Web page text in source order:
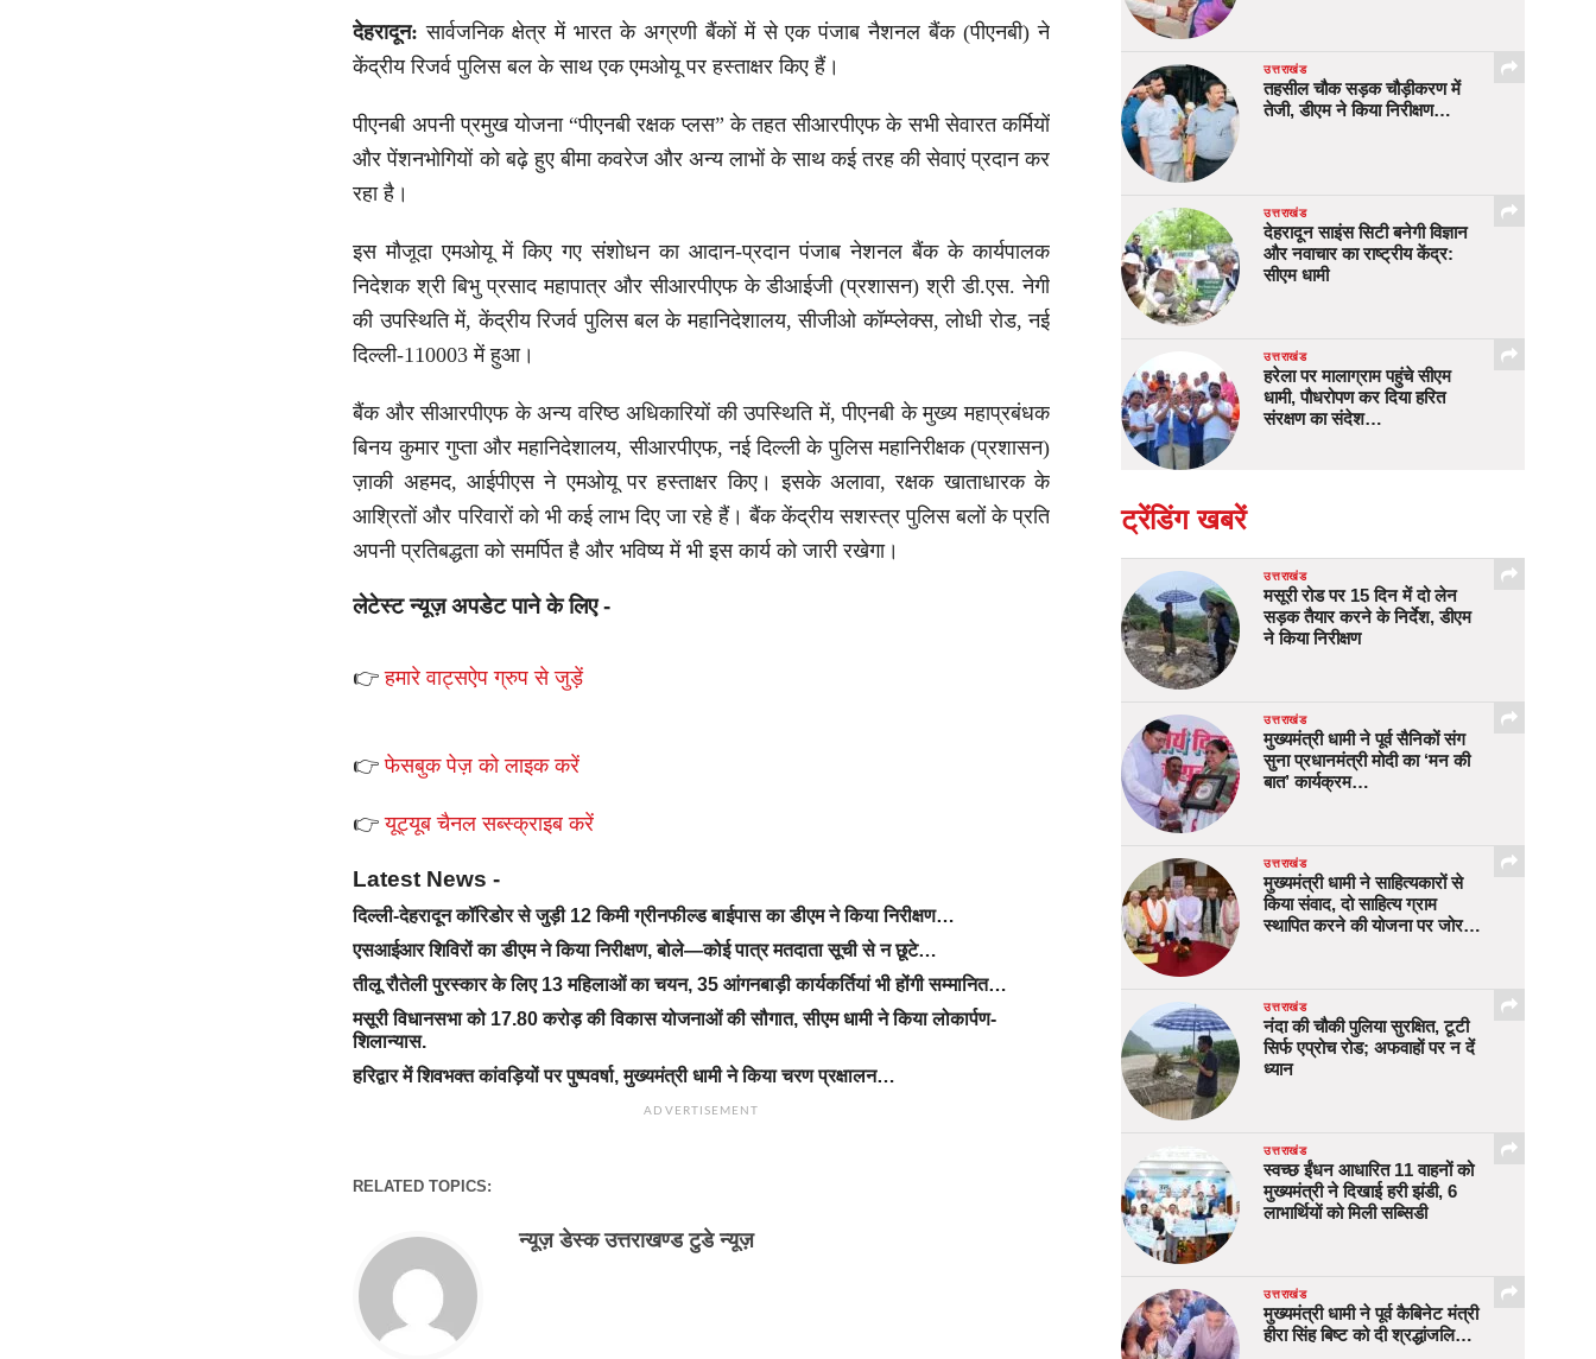
देहरादून:सार्वजनिक क्षेत्र में भारत के अग्रणी बैंकों में से एक पंजाब नैशनल बैंक (पीएनबी) ने
केंद्रीय रिजर्व पुलिस बल के साथ एक एमओयू पर हस्ताक्षर किए हैं।
पीएनबी अपनी प्रमुख योजना “पीएनबी रक्षक प्लस” के तहत सीआरपीएफ के सभी सेवारत कर्मियों
और पेंशनभोगियों को बढ़े हुए बीमा कवरेज और अन्य लाभों के साथ कई तरह की सेवाएं प्रदान कर
रहा है।
इस मौजूदा एमओयू में किए गए संशोधन का आदान-प्रदान पंजाब नेशनल बैंक के कार्यपालक
निदेशक श्री बिभु प्रसाद महापात्र और सीआरपीएफ के डीआईजी (प्रशासन) श्री डी.एस. नेगी
की उपस्थिति में, केंद्रीय रिजर्व पुलिस बल के महानिदेशालय, सीजीओ कॉम्प्लेक्स, लोधी रोड, नई
दिल्ली-110003 में हुआ।
बैंक और सीआरपीएफ के अन्य वरिष्ठ अधिकारियों की उपस्थिति में, पीएनबी के मुख्य महाप्रबंधक
बिनय कुमार गुप्ता और महानिदेशालय, सीआरपीएफ, नई दिल्ली के पुलिस महानिरीक्षक (प्रशासन)
ज़ाकी अहमद, आईपीएस ने एमओयू पर हस्ताक्षर किए। इसके अलावा, रक्षक खाताधारक के
आश्रितों और परिवारों को भी कई लाभ दिए जा रहे हैं। बैंक केंद्रीय सशस्त्र पुलिस बलों के प्रति
अपनी प्रतिबद्धता को समर्पित है और भविष्य में भी इस कार्य को जारी रखेगा।
लेटेस्ट न्यूज़ अपडेट पाने के लिए -
👉हमारे वाट्सऐप ग्रुप से जुड़ें
👉फेसबुक पेज़ को लाइक करें
👉यूट्यूब चैनल सब्स्क्राइब करें
Latest News -
दिल्ली-देहरादून कॉरिडोर से जुड़ी 12 किमी ग्रीनफील्ड बाईपास का डीएम ने किया निरीक्षण…
एसआईआर शिविरों का डीएम ने किया निरीक्षण, बोले—कोई पात्र मतदाता सूची से न छूटे…
तीलू रौतेली पुरस्कार के लिए 13 महिलाओं का चयन, 35 आंगनबाड़ी कार्यकर्तियां भी होंगी सम्मानित…
मसूरी विधानसभा को 17.80 करोड़ की विकास योजनाओं की सौगात, सीएम धामी ने किया लोकार्पण-
शिलान्यास.
हरिद्वार में शिवभक्त कांवड़ियों पर पुष्पवर्षा, मुख्यमंत्री धामी ने किया चरण प्रक्षालन…
ADVERTISEMENT
RELATED TOPICS:
न्यूज़ डेस्क उत्तराखण्ड टुडे न्यूज़
उत्तराखंड
तहसील चौक सड़क चौड़ीकरण में
तेजी, डीएम ने किया निरीक्षण…
उत्तराखंड
देहरादून साइंस सिटी बनेगी विज्ञान
और नवाचार का राष्ट्रीय केंद्र:
सीएम धामी
उत्तराखंड
हरेला पर मालाग्राम पहुंचे सीएम
धामी, पौधरोपण कर दिया हरित
संरक्षण का संदेश…
ट्रेंडिंग खबरें
उत्तराखंड
मसूरी रोड पर 15 दिन में दो लेन
सड़क तैयार करने के निर्देश, डीएम
ने किया निरीक्षण
उत्तराखंड
मुख्यमंत्री धामी ने पूर्व सैनिकों संग
सुना प्रधानमंत्री मोदी का ‘मन की
बात’ कार्यक्रम…
उत्तराखंड
मुख्यमंत्री धामी ने साहित्यकारों से
किया संवाद, दो साहित्य ग्राम
स्थापित करने की योजना पर जोर…
उत्तराखंड
नंदा की चौकी पुलिया सुरक्षित, टूटी
सिर्फ एप्रोच रोड; अफवाहों पर न दें
ध्यान
उत्तराखंड
स्वच्छ ईंधन आधारित 11 वाहनों को
मुख्यमंत्री ने दिखाई हरी झंडी, 6
लाभार्थियों को मिली सब्सिडी
उत्तराखंड
मुख्यमंत्री धामी ने पूर्व कैबिनेट मंत्री
हीरा सिंह बिष्ट को दी श्रद्धांजलि…